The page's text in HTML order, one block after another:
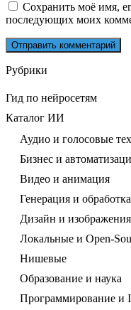
Сохранить моё имя,
последующих моих
Рубрики
Гид по нейросетям
Каталог ИИ
Аудио и голосовые
Бизнес и
Видео и анимация
Генерация и обработка
Дизайн и изображения
Локальные и Open-
Нишевые
Образование и наука
Программирование и